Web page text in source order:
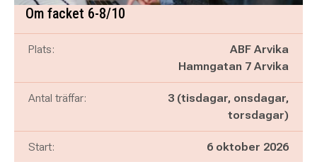
Om facket 6-8/10
Plats:
ABF Arvika
Hamngatan 7 Arvika
Antal träffar:
3 (tisdagar, onsdagar,
torsdagar)
Start: 6 oktober 2026